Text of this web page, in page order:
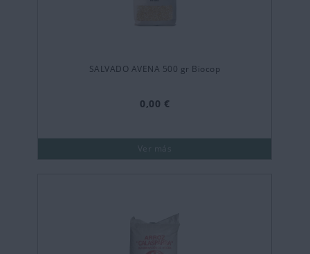
SALVADO AVENA 500 gr Biocop
0,00 €
Ver más